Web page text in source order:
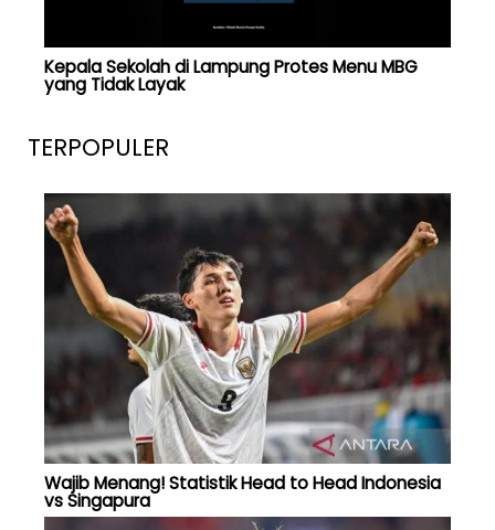
Kepala Sekolah di Lampung Protes Menu MBG
yang Tidak Layak
TERPOPULER
Wajib Menang! Statistik Head to Head Indonesia
vs Singapura